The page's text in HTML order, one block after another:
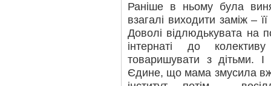
Раніше в ньому була
взагалі виходити заміж –
Доволі відлюдькувата на
інтернаті до
товаришувати з дітьми.
Єдине, що мама змусила